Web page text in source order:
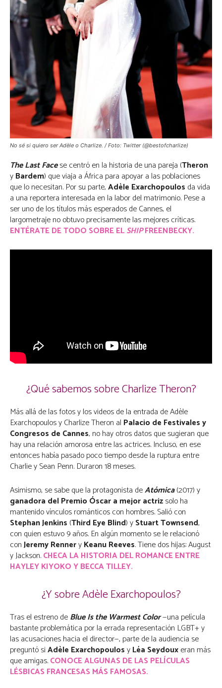
No sé si quiero ser Adèle o Charlize. / Foto: Twitter (@bestofcharlize)
The Last Facese centró en la historia de una pareja (Theron
yBardem) que viaja a África para apoyar a las poblaciones
que lo necesitan. Por su parte,Adèle Exarchopoulos da vida
a una reportera interesada en la labor del matrimonio. Pese a
ser uno de los títulos más esperados de Cannes, el
largometraje no obtuvo precisamente las mejores críticas.
ENTÉRATE DE TODO SOBRE ELSHIPFREENBECKY.
¿Qué sabemos sobre Charlize Theron?
Más allá de las fotos y los videos de la entrada de Adèle
Exarchopoulos y Charlize Theron al Palacio de Festivales y
Congresos de Cannes, no hay otros datos que sugieran que
hay una relación amorosa entre las actrices. Incluso, en ese
entonces había pasado poco tiempo desde la ruptura entre
Charlie y Sean Penn. Duraron 18 meses.
Asimismo, se sabe que la protagonista deAtómica(2017) y
ganadora del Premio Óscar a mejor actrizsolo ha
mantenido vínculos románticos con hombres. Salió con
Stephan Jenkins (Third Eye Blind) yStuart Townsend,
con quien estuvo 9 años. En algún momento se le relacionó
conJeremy RenneryKeanu Reeves. Tiene dos hijas: August
y Jackson.CHECA LA HISTORIA DEL ROMANCE ENTRE
HAYLEY KIYOKO Y BECCA TILLEY.
¿Y sobre Adèle Exarchopoulos?
Tras el estreno deBlue Is the Warmest Color—una película
bastante problemática por la errada representación LGBT+ y
las acusaciones hacia el director—, parte de la audiencia se
preguntó siAdèle ExarchopoulosyLéa Seydouxeran más
que amigas.CONOCE ALGUNAS DE LAS PELÍCULAS
LÉSBICAS FRANCESAS MÁS FAMOSAS.